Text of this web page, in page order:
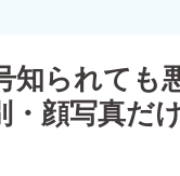
知られても
・顔写真だ